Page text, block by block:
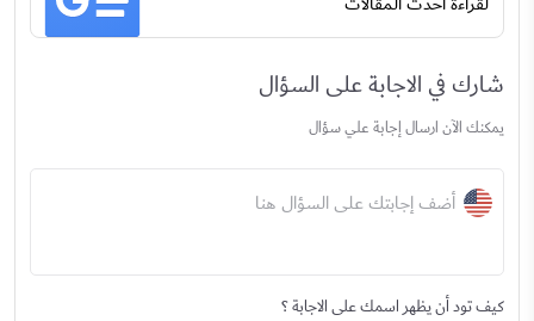
شارك في الاجابة على السؤال
يمكنك الآن ارسال إجابة علي سؤال
أضف إجابتك على السؤال هنا
كيف تود أن يظهر اسمك على الاجابة ؟